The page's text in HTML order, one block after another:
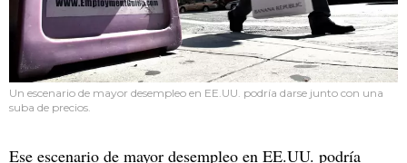
Un escenario de mayor desempleo en EE.UU. podría darse junto con una
suba de precios.
Ese escenario de mayor desempleo en EE.UU. podría